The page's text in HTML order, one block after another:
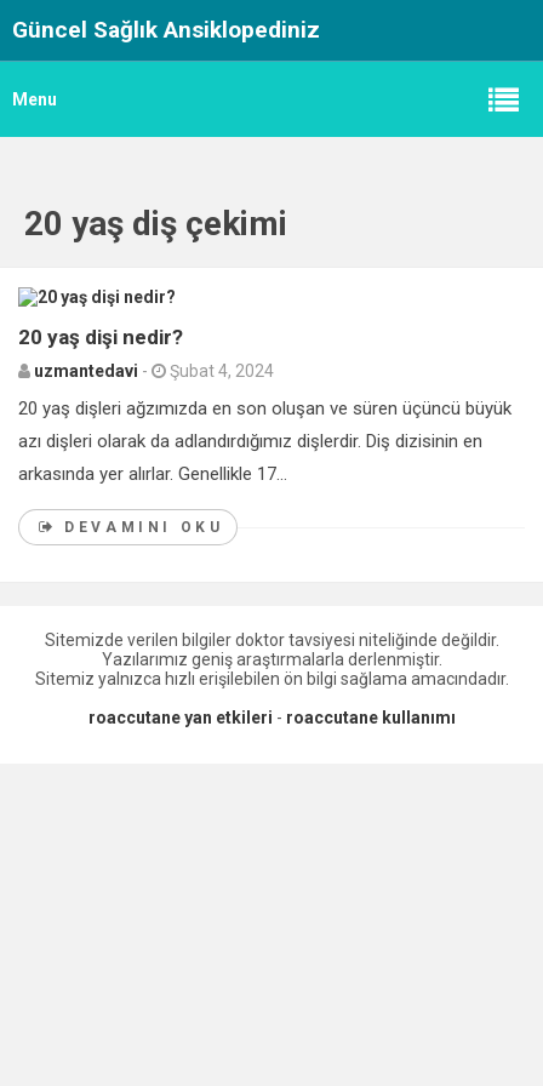
Güncel Sağlık Ansiklopediniz
Menu
20 yaş diş çekimi
20 yaş dişi nedir?
uzmantedavi - Şubat 4, 2024
20 yaş dişleri ağzımızda en son oluşan ve süren üçüncü büyük
azı dişleri olarak da adlandırdığımız dişlerdir. Diş dizisinin en
arkasında yer alırlar. Genellikle 17...
DEVAMINI OKU
Sitemizde verilen bilgiler doktor tavsiyesi niteliğinde değildir.
Yazılarımız geniş araştırmalarla derlenmiştir.
Sitemiz yalnızca hızlı erişilebilen ön bilgi sağlama amacındadır.
roaccutane yan etkileri - roaccutane kullanımı